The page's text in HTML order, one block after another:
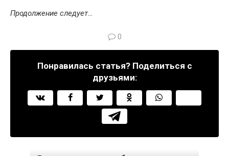
Продолжение следует…
0
Понравилась статья? Поделиться с
друзьями: